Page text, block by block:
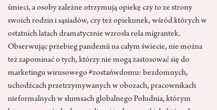
śmieci, a osoby zależne otrzymują opiekę czy to ze strony
swoich rodzin i sąsiadów, czy też opiekunek, wśród których w
ostatnich latach dramatycznie wzrosła rola migrantek.
Obserwując przebieg pandemii na całym świecie, nie można
też zapominać o tych, którzy nie mogą zastosować się do
marketingu wirusowego #zostańwdomu: bezdomnych,
uchodźcach przetrzymywanych w obozach, pracownikach
nieformalnych w slumsach globalnego Południa, którym